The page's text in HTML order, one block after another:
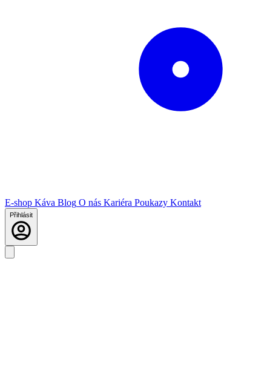
E-shop Káva Blog O nás Kariéra Poukazy Kontakt
Přihlásit